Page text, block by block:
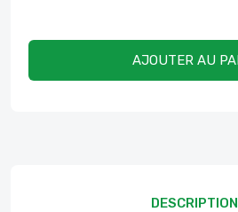
AJOUTER AU